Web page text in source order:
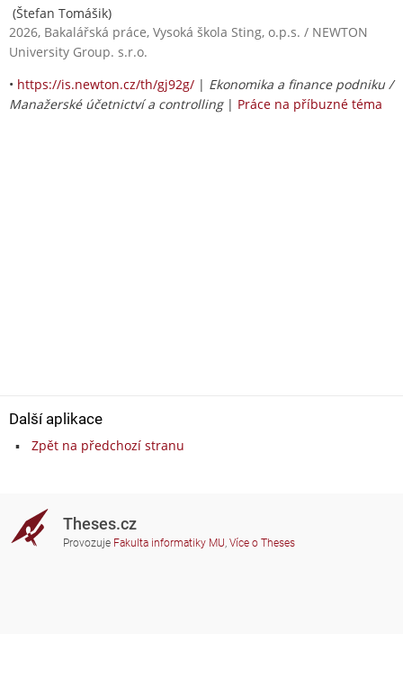
(Štefan Tomášik)
2026, Bakalářská práce, Vysoká škola Sting, o.p.s. / NEWTON
University Group. s.r.o.
• https://is.newton.cz/th/gj92g/ | Ekonomika a finance podniku /
Manažerské účetnictví a controlling| Práce na příbuzné téma
Další aplikace
Zpět na předchozí stranu
Theses.cz
Provozuje Fakulta informatiky MU, Více o Theses